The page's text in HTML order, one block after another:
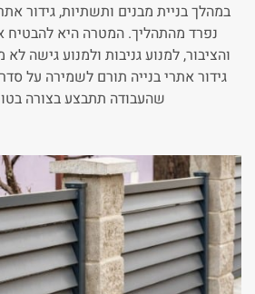
במהלך בניית מבנים ותשתיות, גידור
נפרד מהתהליך. המטרה היא להבטיח
והציבור, למנוע גניבות ולמנוע גישה
גידור אתרי בנייה תורם לשמירה על
שהעבודה תתבצע בצורה